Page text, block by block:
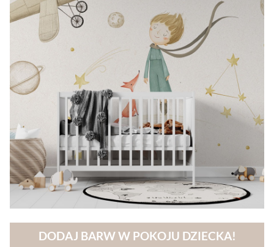
DODAJ BARW W POKOJU DZIECKA!